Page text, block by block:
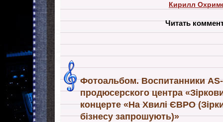
Кирилл
Читать
Фотоальбом. Воспитанники
продюсерского центра
концерте «На Хвилі ЄВРО
бізнесу запрошують)»